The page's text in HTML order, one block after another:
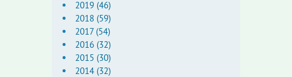
2019 (46)
2018 (59)
2017 (54)
2016 (32)
2015 (30)
2014 (32)